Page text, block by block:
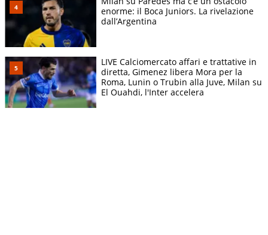
enorme: il Boca Juniors. La rivelazione
dall’Argentina
LIVE Calciomercato affari e trattative in
diretta, Gimenez libera Mora per la
Roma, Lunin o Trubin alla Juve, Milan su
El Ouahdi, l'Inter accelera